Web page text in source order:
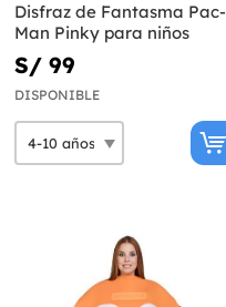
Disfraz de Fantasma Pac-
Man Pinky para niños
S/ 99
DISPONIBLE